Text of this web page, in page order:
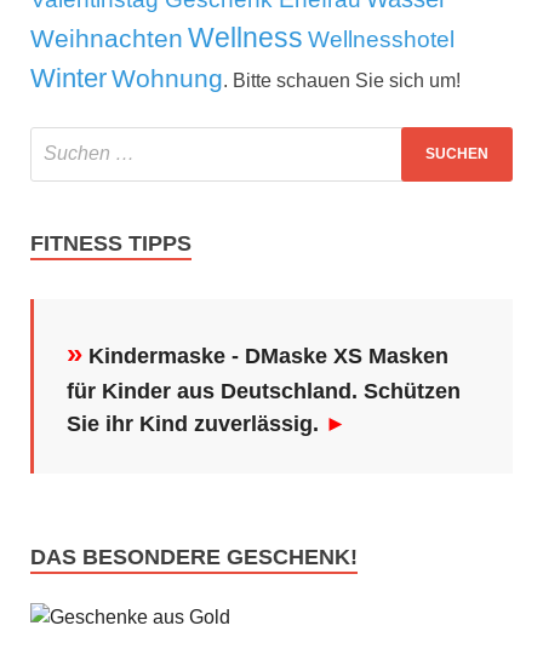
Weihnachten Wellness Wellnesshotel
WinterWohnung. Bitte schauen Sie sich um!
FITNESS TIPPS
» Kindermaske - DMaske XS Masken
für Kinder aus Deutschland. Schützen
Sie ihr Kind zuverlässig. ►
DAS BESONDERE GESCHENK!